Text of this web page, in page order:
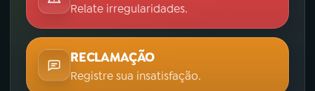
Relate irregularidades.
RECLAMAÇÃO
Registre sua insatisfação.